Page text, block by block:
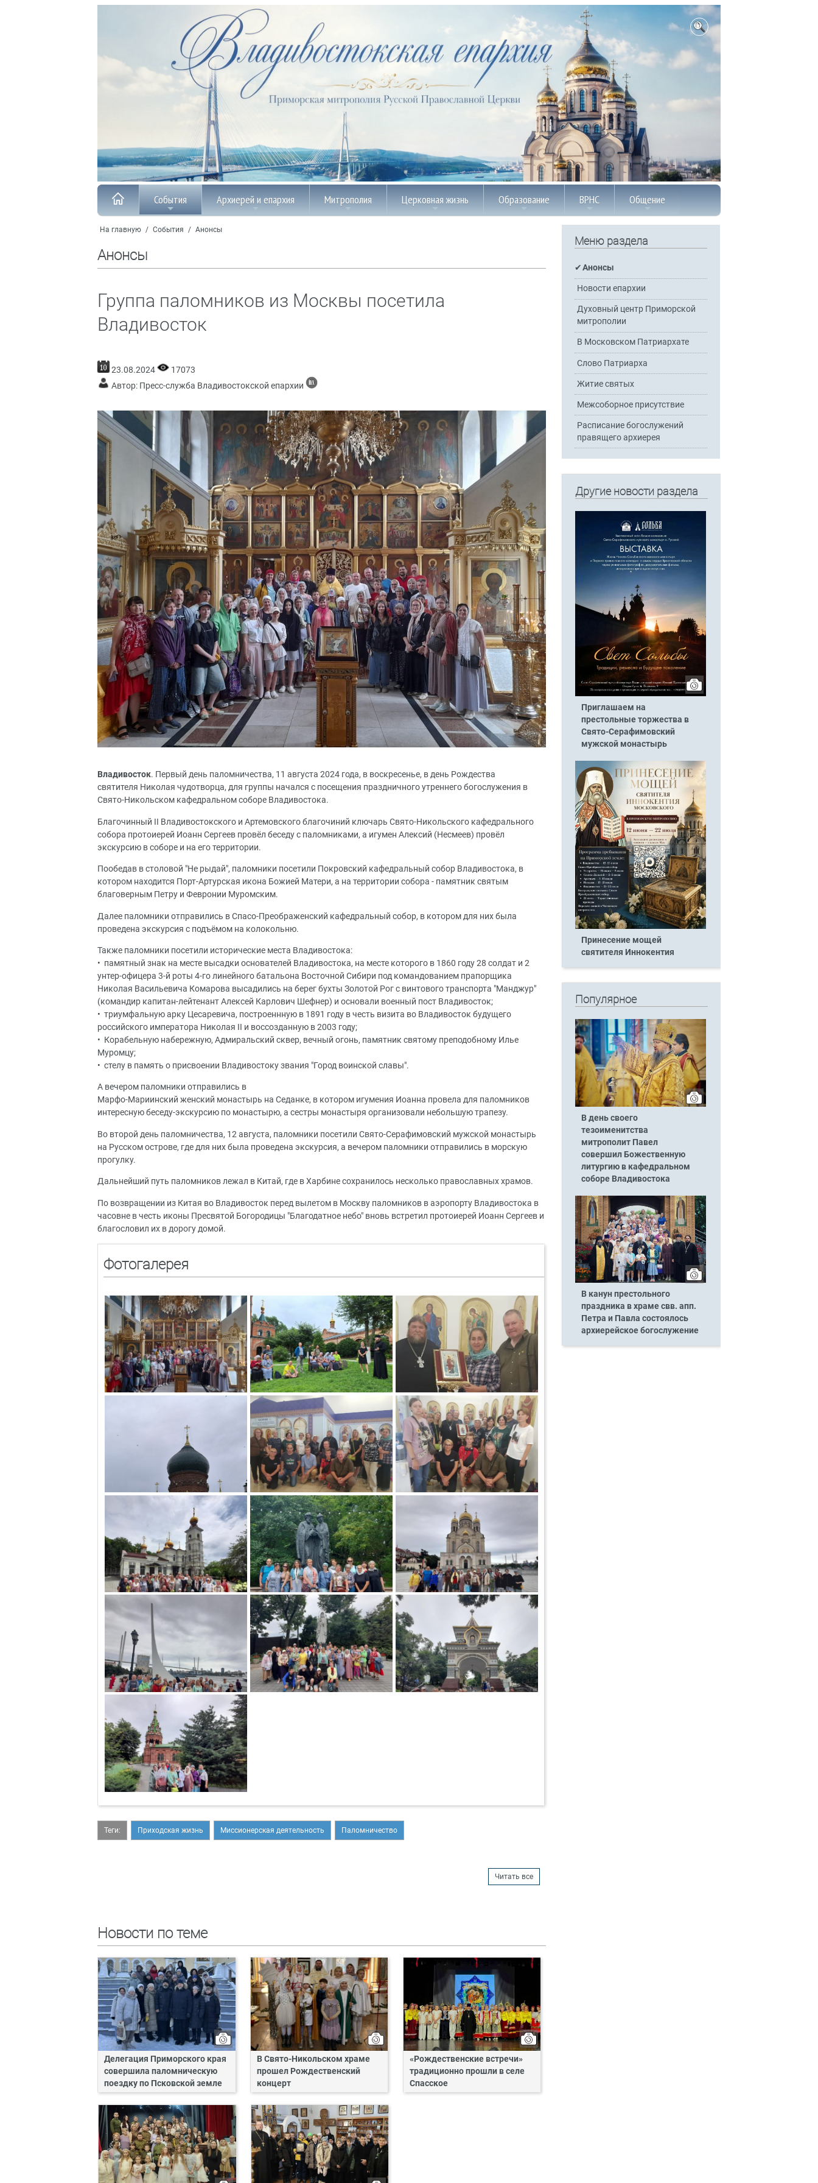
События Архиерей и епархия Митрополия Церковная жизнь Образование ВРНС Общение
На главную / События / Анонсы
Анонсы
Группа паломников из Москвы посетила
Владивосток
23.08.2024
17073
Автор: Пресс-служба Владивостокской епархии
Владивосток. Первый день паломничества, 11 августа 2024 года, в воскресенье, в день Рождества
святителя Николая чудотворца, для группы начался с посещения праздничного утреннего богослужения в
Свято-Никольском кафедральном соборе Владивостока.
Благочинный II Владивостокского и Артемовского благочиний ключарь Свято-Никольского кафедрального
собора протоиерей Иоанн Сергеев провёл беседу с паломниками, а игумен Алексий (Несмеев) провёл
экскурсию в соборе и на его территории.
Пообедав в столовой "Не рыдай", паломники посетили Покровский кафедральный собор Владивостока, в
котором находится Порт-Артурская икона Божией Матери, а на территории собора - памятник святым
благоверным Петру и Февронии Муромским.
Далее паломники отправились в Спасо-Преображенский кафедральный собор, в котором для них была
проведена экскурсия с подъёмом на колокольню.
Также паломники посетили исторические места Владивостока:
•⁠ ⁠памятный знак на месте высадки основателей Владивостока, на месте которого в 1860 году 28 солдат и 2
унтер-офицера 3-й роты 4-го линейного батальона Восточной Сибири под командованием прапорщика
Николая Васильевича Комарова высадились на берег бухты Золотой Рог с винтового транспорта "Манджур"
(командир капитан-лейтенант Алексей Карлович Шефнер) и основали военный пост Владивосток;
•⁠ ⁠триумфальную арку Цесаревича, построеннную в 1891 году в честь визита во Владивосток будущего
российского императора Николая II и воссозданную в 2003 году;
•⁠ ⁠Корабельную набережную, Адмиральский сквер, вечный огонь, памятник святому преподобному Илье
Муромцу;
•⁠ ⁠стелу в память о присвоении Владивостоку звания "Город воинской славы".
А вечером паломники отправились в
Марфо-Мариинский женский монастырь на Седанке, в котором игумения Иоанна провела для паломников
интересную беседу-экскурсию по монастырю, а сестры монастыря организовали небольшую трапезу.
Во второй день паломничества, 12 августа, паломники посетили Свято-Серафимовский мужской монастырь
на Русском острове, где для них была проведена экскурсия, а вечером паломники отправились в морскую
прогулку.
Дальнейший путь паломников лежал в Китай, где в Харбине сохранилось несколько православных храмов.
По возвращении из Китая во Владивосток перед вылетом в Москву паломников в аэропорту Владивостока в
часовне в честь иконы Пресвятой Богородицы "Благодатное небо" вновь встретил протоиерей Иоанн Сергеев и
благословил их в дорогу домой.
Фотогалерея
Теги: Приходская жизнь Миссионерская деятельность Паломничество
Читать все
Новости по теме
Делегация Приморского края
совершила паломническую
поездку по Псковской земле
В Свято-Никольском храме
прошел Рождественский
концерт
«Рождественские встречи»
традиционно прошли в селе
Спасское
Меню раздела
Анонсы
Новости епархии
Духовный центр Приморской
митрополии
В Московском Патриархате
Слово Патриарха
Житие святых
Межсоборное присутствие
Расписание богослужений
правящего архиерея
Другие новости раздела
Приглашаем на
престольные торжества в
Свято-Серафимовский
мужской монастырь
Принесение мощей
святителя Иннокентия
Популярное
В день своего
тезоименитства
митрополит Павел
совершил Божественную
литургию в кафедральном
соборе Владивостока
В канун престольного
праздника в храме свв. апп.
Петра и Павла состоялось
архиерейское богослужение